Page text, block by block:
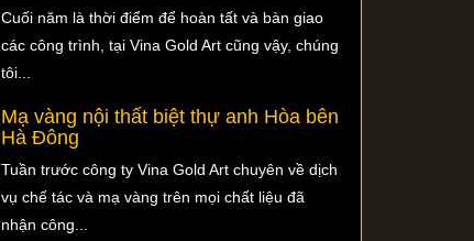
Cuối năm là thời điểm để hoàn tất và bàn giao
các công trình, tại Vina Gold Art cũng vậy, chúng
tôi...
Mạ vàng nội thất biệt thự anh Hòa bên
Hà Đông
Tuần trước công ty Vina Gold Art chuyên về dịch
vụ chế tác và mạ vàng trên mọi chất liệu đã
nhận công...